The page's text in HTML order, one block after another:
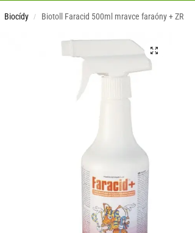
Biocídy / Biotoll Faracid 500ml mravce faraóny + ZR